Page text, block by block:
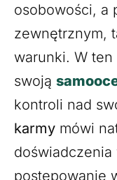
osobowości, a
zewnętrznym,
warunki. W
swoją
kontroli nad
karmy mówi
doświadczenia
postępowanie